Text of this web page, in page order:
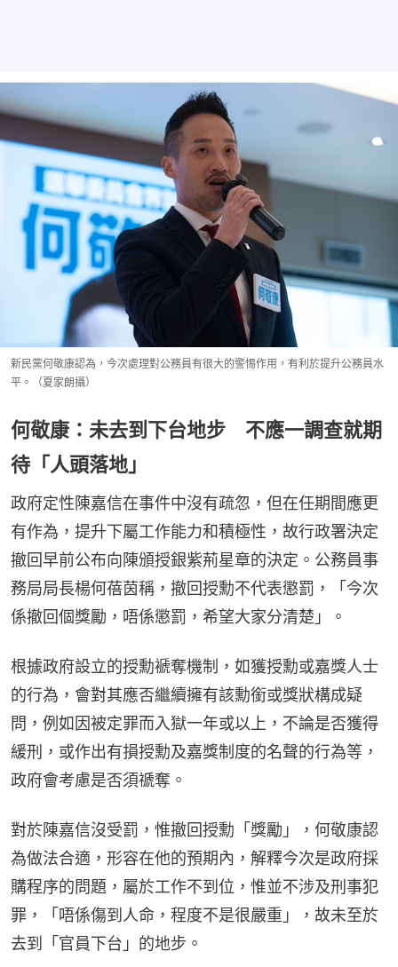
新民黨何敬康認為，今次處理對公務員有很大的警惕作用，有利於提升公務員水
平。（夏家朗攝）
何敬康：未去到下台地步 不應一調查就期
待「人頭落地」
政府定性陳嘉信在事件中沒有疏忽，但在任期間應更
有作為，提升下屬工作能力和積極性，故行政署決定
撤回早前公布向陳頒授銀紫荊星章的決定。公務員事
務局局長楊何蓓茵稱，撤回授勳不代表懲罰，「今次
係撤回個獎勵，唔係懲罰，希望大家分清楚」。
根據政府設立的授勳褫奪機制，如獲授勳或嘉獎人士
的行為，會對其應否繼續擁有該勳銜或獎狀構成疑
問，例如因被定罪而入獄一年或以上，不論是否獲得
緩刑，或作出有損授勳及嘉獎制度的名聲的行為等，
政府會考慮是否須禠奪。
對於陳嘉信沒受罰，惟撤回授勳「獎勵」，何敬康認
為做法合適，形容在他的預期內，解釋今次是政府採
購程序的問題，屬於工作不到位，惟並不涉及刑事犯
罪，「唔係傷到人命，程度不是很嚴重」，故未至於
去到「官員下台」的地步。